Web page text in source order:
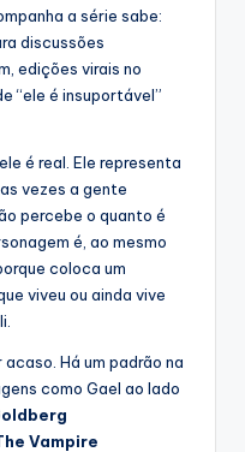
a série sabe:
discussões
edições virais no
“ele é insuportável”
é real. Ele representa
vezes a gente
percebe o quanto é
é, ao mesmo
coloca um
viveu ou ainda vive
Há um padrão na
como Gael ao lado
Vampire